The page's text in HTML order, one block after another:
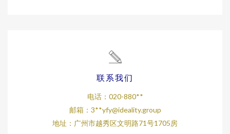
联系我们
电话：020-880**
邮箱：3**yfy@ideality.group
地址：广州市越秀区文明路71号1705房